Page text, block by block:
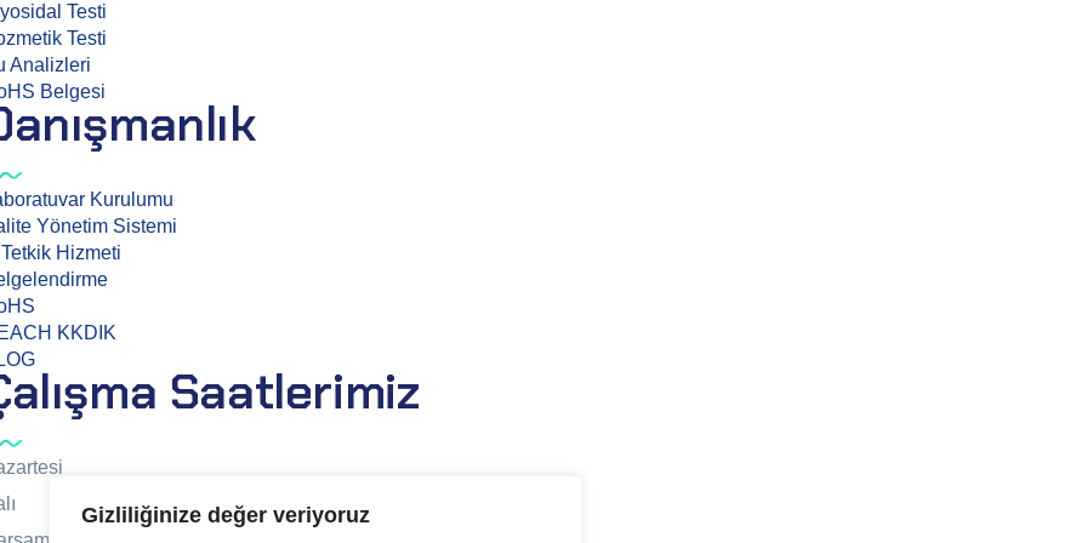
Gizliliğinize değer veriyoruz
Testi
Testi
Analizleri
Belgesi
Kurulumu
Yönetim Sistemi
Hizmeti
KKDIK
Saatlerimiz